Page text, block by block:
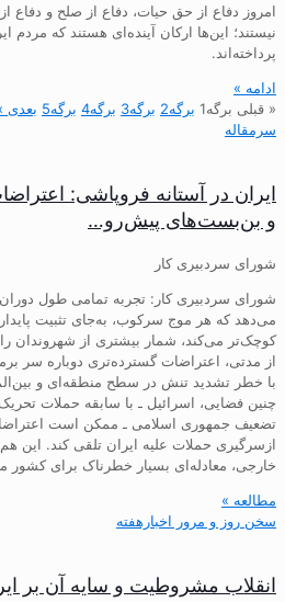
امروز دفاع از حق حیات، دفاع از صلح و دفاع
نیستند؛ این‌ها ارکان آینده‌ای هستند که مردم
پرداخته‌اند.
ادامه »
« قبلی
برگه1 برگه2 برگه3 برگه4 برگه5 بعدی
سرمقاله
ایران در آستانه فروپاشی:
و بن‌بست‌های پیش‌رو…
شورای سردبیری کار
شورای سردبیری کار: تجربه تمامی طول
می‌دهد که هر موج سرکوب، به‌جای تثبیت پایدار
کوچک‌تر می‌کند، شمار بیشتری از شهروندان
از مدتی، اعتراضات گسترده‌تری دوباره سر
با خطر تشدید تنش در سطح منطقه‌ای و
چنین فضایی، اسرائیل ـ با سابقه حملات
تضعیف جمهوری اسلامی ـ ممکن است
ازسرگیری حملات علیه ایران تلقی کند. این
خارجی، معادله‌ای بسیار خطرناک برای کشور
مطالعه »
سخن روز و مرور اخبارهفته
انقلاب مشروطیت و سایه آن بر